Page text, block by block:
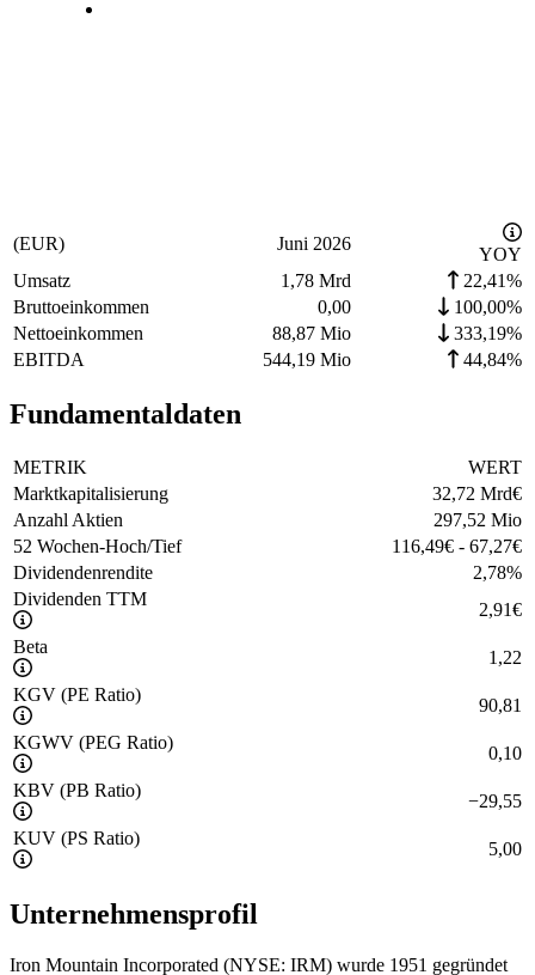
(EUR) Juni 2026
YOY
Umsatz
1,78 Mrd
22,41%
Bruttoeinkommen
0,00
100,00%
Nettoeinkommen
88,87 Mio
333,19%
EBITDA
544,19 Mio 44,84%
Fundamentaldaten
METRIK
WERT
Marktkapitalisierung
32,72 Mrd€
Anzahl Aktien
297,52 Mio
52 Wochen-Hoch/Tief
116,49€ - 67,27€
Dividendenrendite
2,78%
Dividenden TTM
2,91€
Beta
1,22
KGV (PE Ratio)
90,81
KGWV (PEG Ratio)
0,10
KBV (PB Ratio)
−29,55
KUV (PS Ratio)
5,00
Unternehmensprofil
Iron Mountain Incorporated (NYSE: IRM) wurde 1951 gegründet